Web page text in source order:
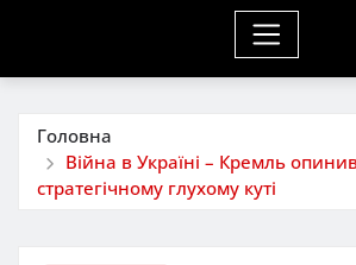
Головна
Війна в Україні – Кремль
стратегічному глухому куті